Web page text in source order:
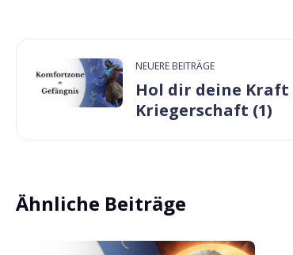
NEUERE BEITRÄGE
Hol dir deine Kraft
Kriegerschaft (1)
Ähnliche Beiträge